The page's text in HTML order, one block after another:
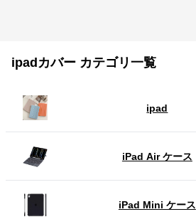
ipadカバー カテゴリ一覧
ipad
iPad Air ケース
iPad Mini ケース